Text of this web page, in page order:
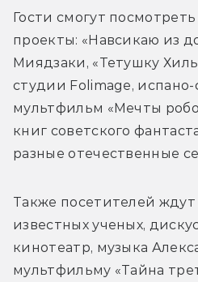
Гости смогут
проекты: «Навсикаю из
Миядзаки, «Тетушку
студии Folimage,
мультфильм «Мечты
книг советского
разные отечественные
Также посетителей
известных ученых,
кинотеатр, музыка
мультфильму «Тайна